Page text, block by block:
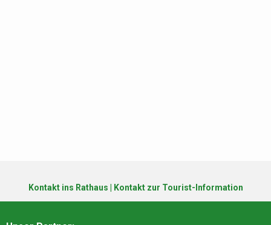
Kontakt ins Rathaus Kontakt zur Tourist-Information